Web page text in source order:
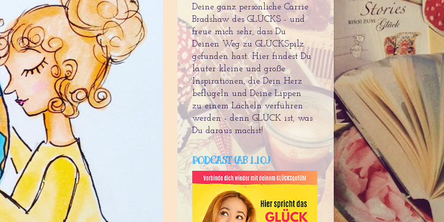
Deine ganz persönliche Carrie
Bradshaw des GLÜCKS - und
freue mich sehr, dass Du
Deinen Weg zu GLÜCKSpilz
gefunden hast. Hier findest Du
lauter kleine und große
Inspirationen, die Dein Herz
beflügeln und Deine Lippen
zu einem Lächeln verführen
werden - denn GLÜCK ist, was
Du daraus machst!
PODCAST (AB 1.10.)